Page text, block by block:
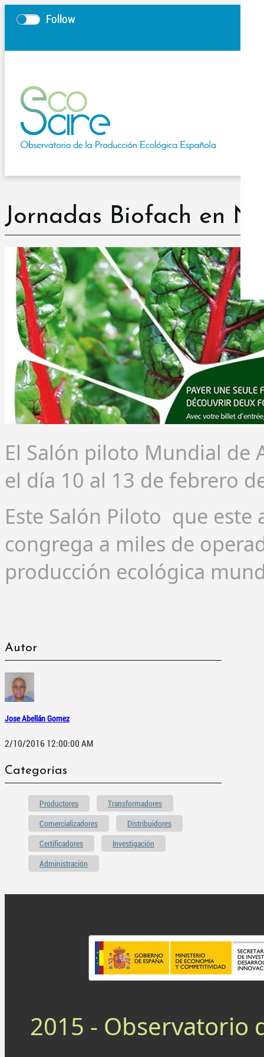
Follow
Jornadas Biofach en
El Salón piloto Mundial de
el día 10 al 13 de febrero
Este Salón Piloto que
congrega a miles de
producción ecológica
Autor
Jose Abellán Gomez
2/10/2016 12:00:00 AM
Categorías
Productores Transformadores
Comercializadores Distribuidores
Certificadores Investigación
Administración
2015 - Observatorio